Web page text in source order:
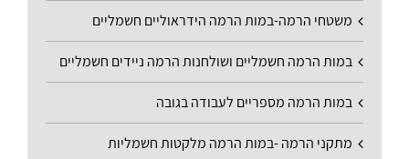
משטחי הרמה-במות הרמה הידראוליים חשמליים
במות הרמה חשמליים ושולחנות הרמה ניידים חשמליים
במות הרמה מספריים לעבודה בגובה
מתקני הרמה -במות הרמה מלקטות חשמליות